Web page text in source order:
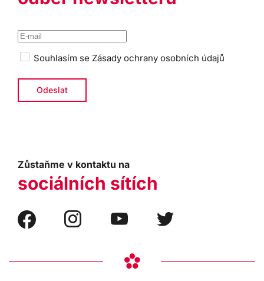
Souhlasím se Zásady ochrany osobních údajů
Zůstaňme v kontaktu na
sociálních sítích